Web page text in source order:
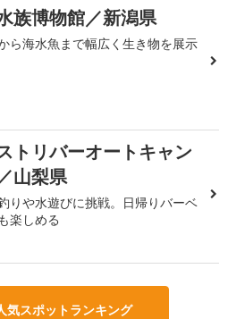
族博物館／新潟県
ら海水魚まで幅広く生き物を展示
トリバーオートキャン
山梨県
りや水遊びに挑戦。日帰りバーベ
楽しめる
気スポットランキング